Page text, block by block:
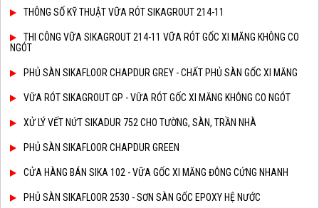
THÔNG SỐ KỸ THUẬT VỮA RÓT SIKAGROUT 214-11
THI CÔNG VỮA SIKAGROUT 214-11 VỮA RÓT GỐC XI MĂNG KHÔNG CO
NGÓT
PHỦ SÀN SIKAFLOOR CHAPDUR GREY - CHẤT PHỦ SÀN GỐC XI MĂNG
VỮA RÓT SIKAGROUT GP - VỮA RÓT GỐC XI MĂNG KHÔNG CO NGÓT
XỬ LÝ VẾT NỨT SIKADUR 752 CHO TƯỜNG, SÀN, TRẦN NHÀ
PHỦ SÀN SIKAFLOOR CHAPDUR GREEN
CỬA HÀNG BÁN SIKA 102 - VỮA GỐC XI MĂNG ĐÔNG CỨNG NHANH
PHỦ SÀN SIKAFLOOR 2530 - SƠN SÀN GỐC EPOXY HỆ NƯỚC